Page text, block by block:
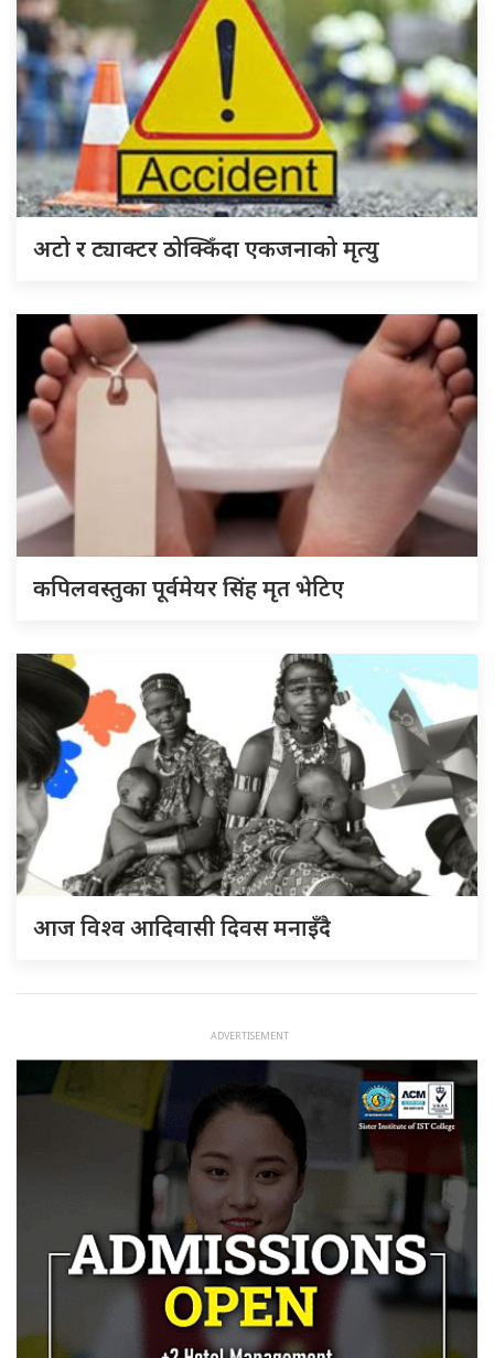
अटो र ट्याक्टर ठोक्किँदा एकजनाको मृत्यु
कपिलवस्तुका पूर्वमेयर सिंह मृत भेटिए
आज विश्व आदिवासी दिवस मनाइँदै